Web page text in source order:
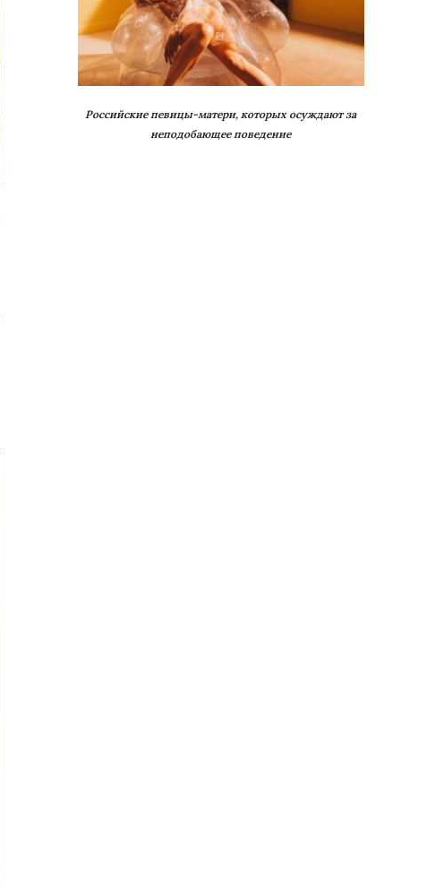
Российские певицы-матери, которых осуждают за
неподобающее поведение